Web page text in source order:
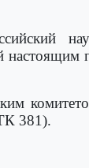
381).